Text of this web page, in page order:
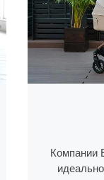
Компании